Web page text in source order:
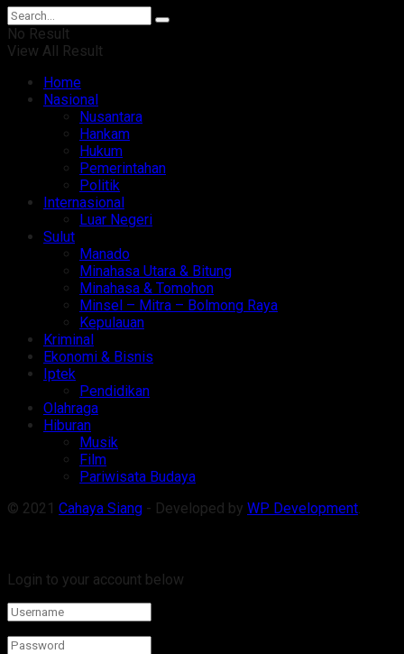
No Result
View All Result
Home
Nasional
Nusantara
Hankam
Hukum
Pemerintahan
Politik
Internasional
Luar Negeri
Sulut
Manado
Minahasa Utara & Bitung
Minahasa & Tomohon
Minsel – Mitra – Bolmong Raya
Kepulauan
Kriminal
Ekonomi & Bisnis
Iptek
Pendidikan
Olahraga
Hiburan
Musik
Film
Pariwisata Budaya
© 2021 Cahaya Siang - Developed by WP Development.
Login to your account below